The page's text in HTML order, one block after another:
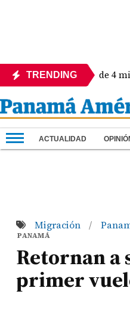
TRENDING
Revelan más de 4 mil
ACTUALIDAD
Migración /
PANAMÁ
Retornan a
primer